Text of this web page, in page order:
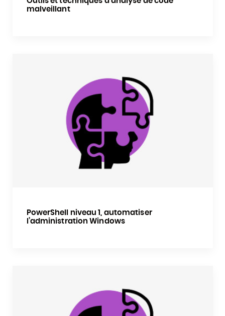
malveillant
PowerShell niveau 1, automatiser
l’administration Windows